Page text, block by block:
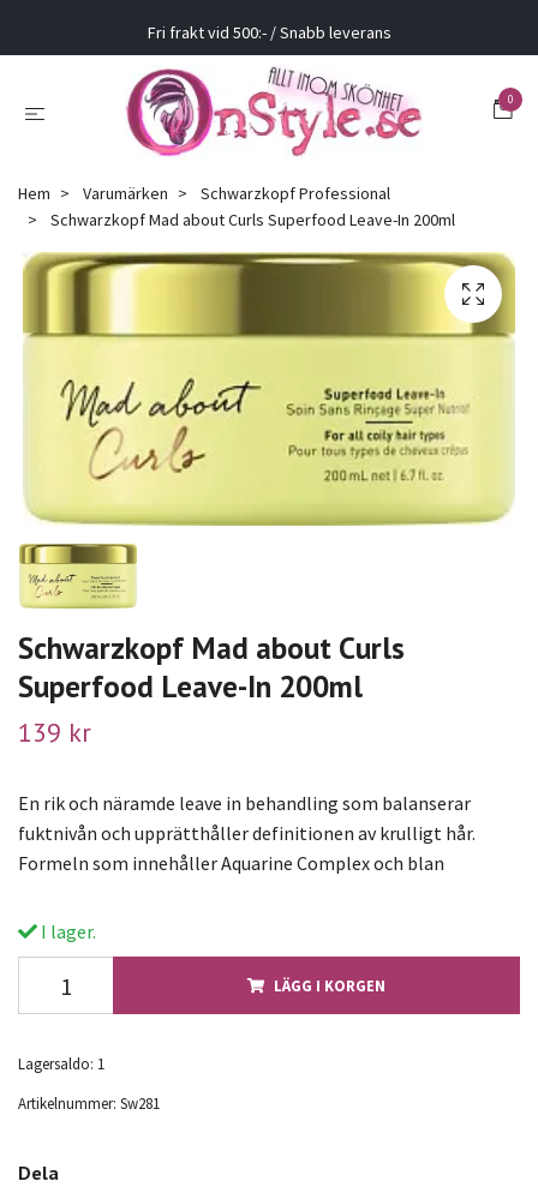
Fri frakt vid 500:- / Snabb leverans
0
Hem Varumärken
Schwarzkopf Professional
Schwarzkopf Mad about Curls Superfood Leave-In 200ml
Schwarzkopf Mad about Curls
Superfood Leave-In 200ml
139 kr
En rik och näramde leave in behandling som balanserar
fuktnivån och upprätthåller definitionen av krulligt hår.
Formeln som innehåller Aquarine Complex och blan
I lager.
LÄGG I KORGEN
Lagersaldo: 1
Artikelnummer: Sw281
Dela